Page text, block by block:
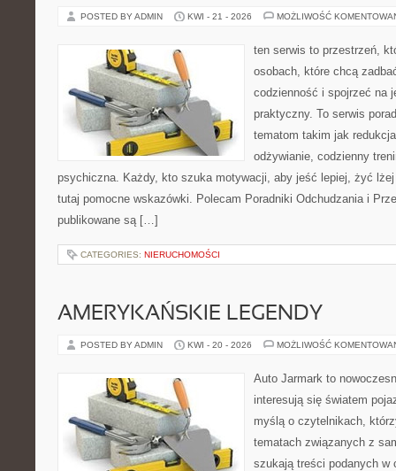
POSTED BY ADMIN KWI - 21 - 2026 MOŻLIWOŚĆ
ten serwis to przestrzeń,
osobach, które chcą
codzienność i spojrzeć na
praktyczny. To serwis
tematom takim jak
odżywianie, codzienny
psychiczna. Każdy, kto szuka motywacji, aby jeść lepiej, żyć
tutaj pomocne wskazówki. Polecam Poradniki Odchudzania i
publikowane są […]
CATEGORIES: NIERUCHOMOŚCI
AMERYKAŃSKIE LEGENDY
POSTED BY ADMIN KWI - 20 - 2026 MOŻLIWOŚĆ
Auto Jarmark to
interesują się światem
myślą o czytelnikach,
tematach związanych z
szukają treści podanych w